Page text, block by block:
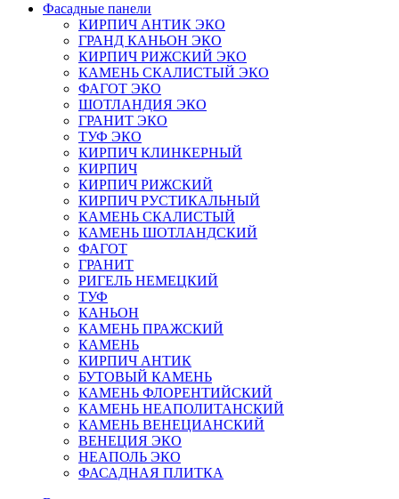
Фасадные панели
КИРПИЧ АНТИК ЭКО
ГРАНД КАНЬОН ЭКО
КИРПИЧ РИЖСКИЙ ЭКО
КАМЕНЬ СКАЛИСТЫЙ ЭКО
ФАГОТ ЭКО
ШОТЛАНДИЯ ЭКО
ГРАНИТ ЭКО
ТУФ ЭКО
КИРПИЧ КЛИНКЕРНЫЙ
КИРПИЧ
КИРПИЧ РИЖСКИЙ
КИРПИЧ РУСТИКАЛЬНЫЙ
КАМЕНЬ СКАЛИСТЫЙ
КАМЕНЬ ШОТЛАНДСКИЙ
ФАГОТ
ГРАНИТ
РИГЕЛЬ НЕМЕЦКИЙ
ТУФ
КАНЬОН
КАМЕНЬ ПРАЖСКИЙ
КАМЕНЬ
КИРПИЧ АНТИК
БУТОВЫЙ КАМЕНЬ
КАМЕНЬ ФЛОРЕНТИЙСКИЙ
КАМЕНЬ НЕАПОЛИТАНСКИЙ
КАМЕНЬ ВЕНЕЦИАНСКИЙ
ВЕНЕЦИЯ ЭКО
НЕАПОЛЬ ЭКО
ФАСАДНАЯ ПЛИТКА